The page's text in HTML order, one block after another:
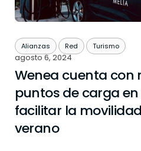
Alianzas Red Turismo
agosto 6, 2024
Wenea cuenta con
puntos de carga
facilitar la
verano